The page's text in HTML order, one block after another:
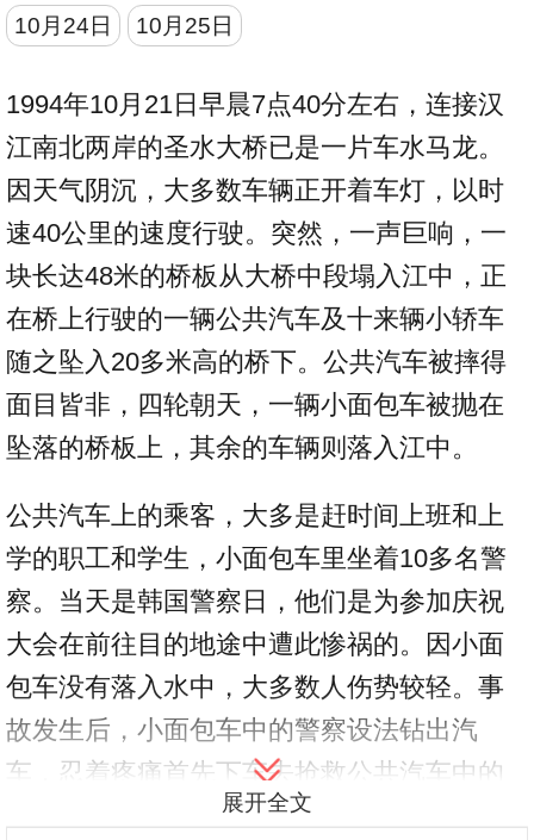
10月24日 10月25日
1994年10月21日早晨7点40分左右，连接汉
江南北两岸的圣水大桥已是一片车水马龙。
因天气阴沉，大多数车辆正开着车灯，以时
速40公里的速度行驶。突然，一声巨响，一
块长达48米的桥板从大桥中段塌入江中，正
在桥上行驶的一辆公共汽车及十来辆小轿车
随之坠入20多米高的桥下。公共汽车被摔得
面目皆非，四轮朝天，一辆小面包车被抛在
坠落的桥板上，其余的车辆则落入江中。
公共汽车上的乘客，大多是赶时间上班和上
学的职工和学生，小面包车里坐着10多名警
察。当天是韩国警察日，他们是为参加庆祝
大会在前往目的地途中遭此惨祸的。因小面
包车没有落入水中，大多数人伤势较轻。事
故发生后，小面包车中的警察设法钻出汽
车，忍着疼痛首先下车去抢救公共汽车中的
伤员。他们忘我的牺牲精神，给人们留下了
展开全文